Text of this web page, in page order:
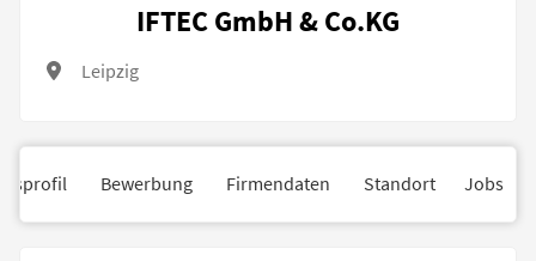
IFTEC GmbH & Co.KG
Leipzig
Bewerbung Firmendaten Standort Jobs